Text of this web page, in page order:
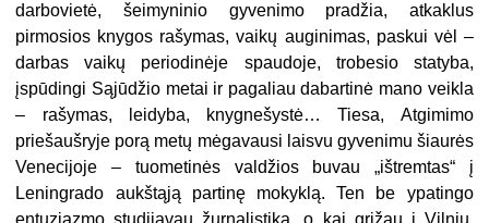
darbovietė, šeimyninio gyvenimo pradžia, atkaklus
pirmosios knygos rašymas, vaikų auginimas, paskui vėl –
darbas vaikų periodinėje spaudoje, trobesio statyba,
įspūdingi Sąjūdžio metai ir pagaliau dabartinė mano veikla
– rašymas, leidyba, knygnešystė… Tiesa, Atgimimo
priešaušryje porą metų mėgavausi laisvu gyvenimu šiaurės
Venecijoje – tuometinės valdžios buvau „ištremtas“ į
Leningrado aukštąją partinę mokyklą. Ten be ypatingo